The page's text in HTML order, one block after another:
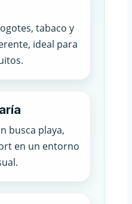
tabaco y
ideal para
busca playa,
en un entorno